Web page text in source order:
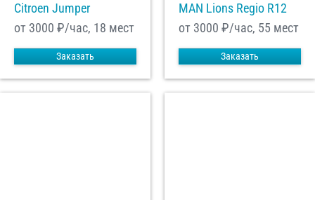
Citroen Jumper
от 3000 ₽/час, 18 мест
Заказать
MAN Lions Regio R12
от 3000 ₽/час, 55 мест
Заказать